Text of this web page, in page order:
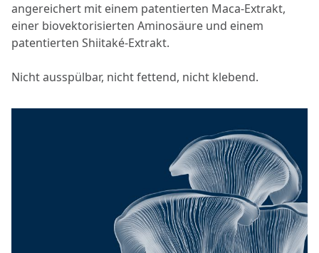
angereichert mit einem patentierten Maca-Extrakt,
einer biovektorisierten Aminosäure und einem
patentierten Shiitaké-Extrakt.
Nicht ausspülbar, nicht fettend, nicht klebend.